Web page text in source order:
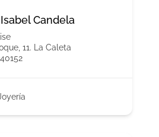
Candela
11. La Caleta